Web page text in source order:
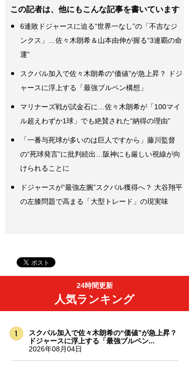
この記者は、他にもこんな記事を書いています
6連敗ドジャースに迫る“世界一なし”の「不吉なジ
ンクス」…佐々木朗希＆山本由伸が握る“3連覇の命
運”
スクバル加入で佐々木朗希の“価値”が急上昇？ ドジ
ャースに浮上する「最強ブルペン構想」
マリナーズ戦が試金石に…佐々木朗希が「100マイ
ル超えわずか1球」でも絶賛された“納得の理由”
「一番与死球が多いのは巨人ですから」藤川監督
の“死球発言”に批判続出…阪神にも厳しい視線が向
けられることに
ドジャースが“最強左腕”スクバル獲得へ？ 大谷翔平
の左膝問題で高まる「大型トレード」の現実味
24時間更新
人気ランキング
スクバル加入で佐々木朗希の“価値”が急上昇？
ドジャースに浮上する「最強ブルペン...
2026年08月04日